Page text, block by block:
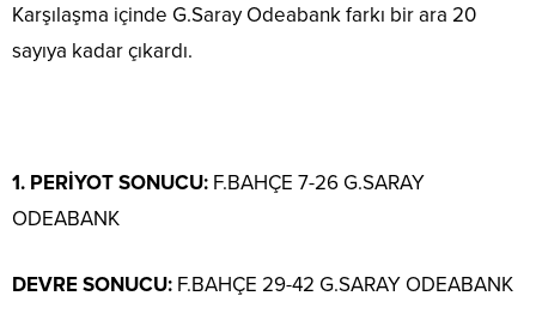
Karşılaşma içinde G.Saray Odeabank farkı bir ara 20
sayıya kadar çıkardı.
1. PERİYOT SONUCU: F.BAHÇE 7-26 G.SARAY
ODEABANK
DEVRE SONUCU: F.BAHÇE 29-42 G.SARAY ODEABANK